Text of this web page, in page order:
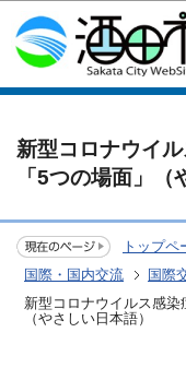
こ
新型コロナウイ
「5つの場面」
トップペ
国際・国内交流
国際
新型コロナウイルス感染
（やさしい日本語）